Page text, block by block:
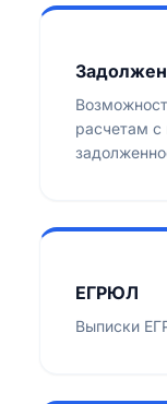
расчетам с
ЕГРЮЛ
Выписки